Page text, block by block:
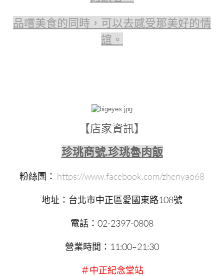
品嚐美食的同時，可以去感受那美好的情
誼。
【店家資訊】
珍珧商號.珍珧魯肉飯
粉絲團： https://www.facebook.com/zhenyao68
地址：台北市中正區愛國東路108號
電話：02-2397-0808
營業時間：11:00–21:30
＃中正紀念堂站